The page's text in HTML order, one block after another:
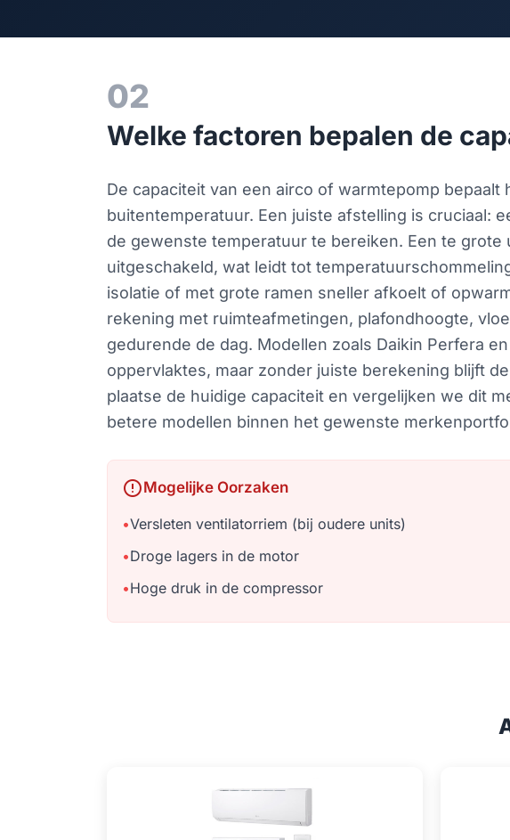
02
Welke factoren bepalen de
De capaciteit van een airco of warmtepomp
buitentemperatuur. Een juiste afstelling is cruciaal:
de gewenste temperatuur te bereiken. Een te
uitgeschakeld, wat leidt tot
isolatie of met grote ramen sneller afkoelt of
rekening met ruimteafmetingen, plafondhoogte,
gedurende de dag. Modellen zoals Daikin Perfera
oppervlaktes, maar zonder juiste berekening blijft
plaatse de huidige capaciteit en vergelijken we dit
betere modellen binnen het gewenste
errorMogelijke Oorzaken
•Versleten ventilatorriem (bij oudere units)
•Droge lagers in de motor
•Hoge druk in de compressor